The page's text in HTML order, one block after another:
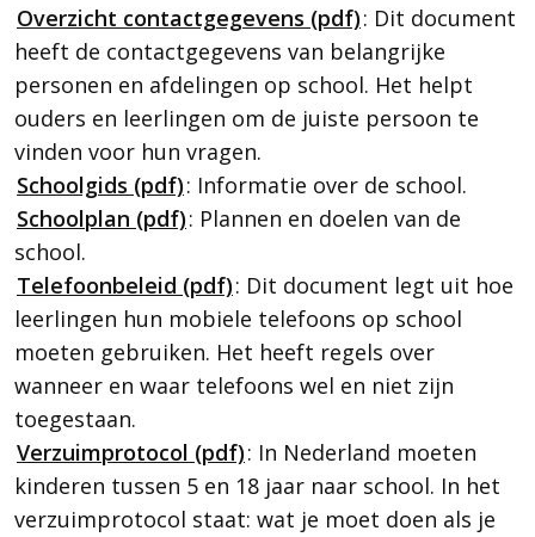
Overzicht contactgegevens (pdf): Dit document
heeft de contactgegevens van belangrijke
personen en afdelingen op school. Het helpt
ouders en leerlingen om de juiste persoon te
vinden voor hun vragen.
Schoolgids (pdf): Informatie over de school.
Schoolplan (pdf): Plannen en doelen van de
school.
Telefoonbeleid (pdf): Dit document legt uit hoe
leerlingen hun mobiele telefoons op school
moeten gebruiken. Het heeft regels over
wanneer en waar telefoons wel en niet zijn
toegestaan.
Verzuimprotocol (pdf): In Nederland moeten
kinderen tussen 5 en 18 jaar naar school. In het
verzuimprotocol staat: wat je moet doen als je